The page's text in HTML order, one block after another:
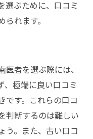
選ぶために、口コミ
れます。
者を選ぶ際には、
、極端に良い口コミ
です。これらの口コ
判断するのは難しい
う。また、古い口コ